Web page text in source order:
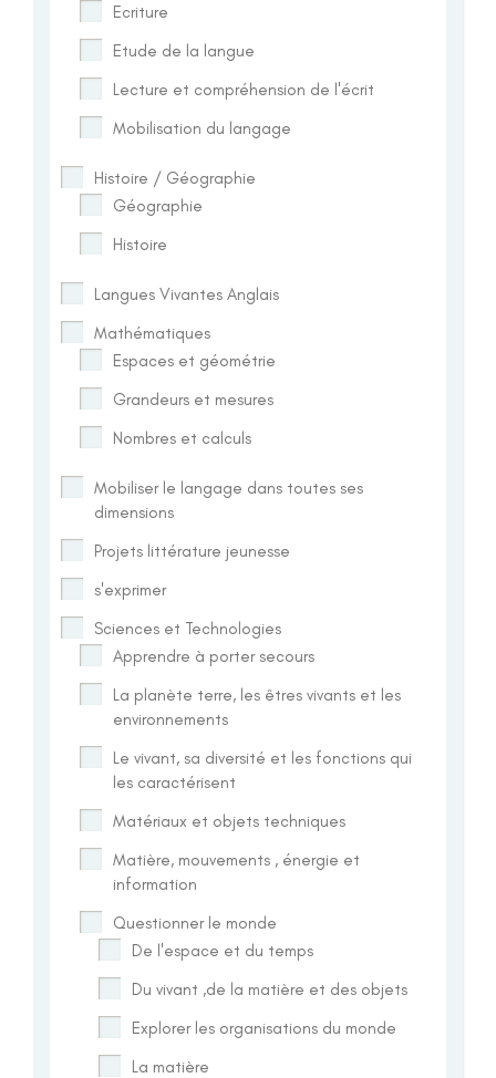
Ecriture
Etude de la langue
Lecture et compréhension de l'écrit
Mobilisation du langage
Histoire / Géographie
Géographie
Histoire
Langues Vivantes Anglais
Mathématiques
Espaces et géométrie
Grandeurs et mesures
Nombres et calculs
Mobiliser le langage dans toutes ses
dimensions
Projets littérature jeunesse
s'exprimer
Sciences et Technologies
Apprendre à porter secours
La planète terre, les êtres vivants et les
environnements
Le vivant, sa diversité et les fonctions qui
les caractérisent
Matériaux et objets techniques
Matière, mouvements , énergie et
information
Questionner le monde
De l'espace et du temps
Du vivant ,de la matière et des objets
Explorer les organisations du monde
La matière